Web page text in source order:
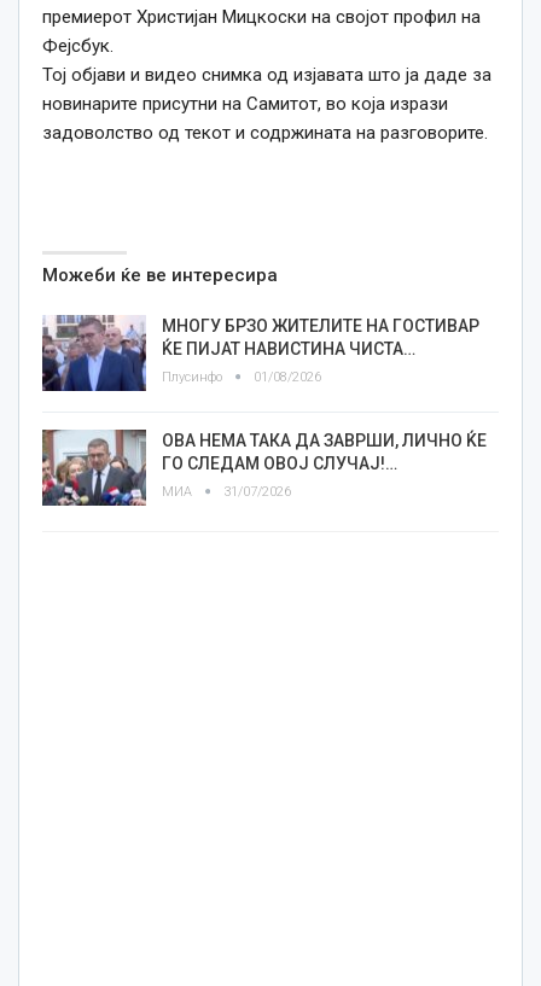
премиерот Христијан Мицкоски на својот профил на
Фејсбук.
Тој објави и видео снимка од изјавата што ја даде за
новинарите присутни на Самитот, во која изрази
задоволство од текот и содржината на разговорите.
Можеби ќе ве интересира
МНОГУ БРЗО ЖИТЕЛИТЕ НА ГОСТИВАР
ЌЕ ПИЈАТ НАВИСТИНА ЧИСТА…
Плусинфо 01/08/2026
ОВА НЕМА ТАКА ДА ЗАВРШИ, ЛИЧНО ЌЕ
ГО СЛЕДАМ ОВОЈ СЛУЧАЈ!…
МИА 31/07/2026